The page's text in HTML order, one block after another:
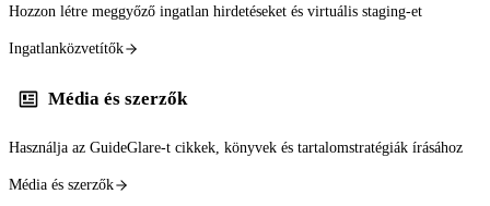
Hozzon létre meggyőző ingatlan hirdetéseket és virtuális staging-et
Ingatlanközvetítők
Média és szerzők
Használja az GuideGlare-t cikkek, könyvek és tartalomstratégiák írásához
Média és szerzők